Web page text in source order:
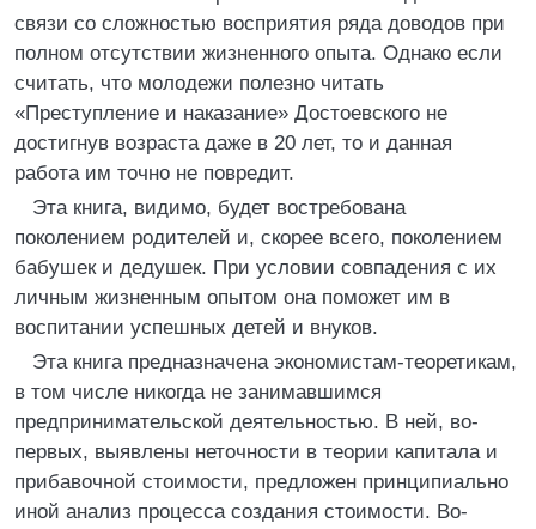
связи со сложностью восприятия ряда доводов при
полном отсутствии жизненного опыта. Однако если
считать, что молодежи полезно читать
«Преступление и наказание» Достоевского не
достигнув возраста даже в 20 лет, то и данная
работа им точно не повредит.
Эта книга, видимо, будет востребована
поколением родителей и, скорее всего, поколением
бабушек и дедушек. При условии совпадения с их
личным жизненным опытом она поможет им в
воспитании успешных детей и внуков.
Эта книга предназначена экономистам-теоретикам,
в том числе никогда не занимавшимся
предпринимательской деятельностью. В ней, во-
первых, выявлены неточности в теории капитала и
прибавочной стоимости, предложен принципиально
иной анализ процесса создания стоимости. Во-